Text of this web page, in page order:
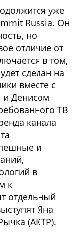
уже
Russia. Он
но
отличие от
в том,
сделан на
вместе с
и Денисом
ТВ
канала
и
в
к
отдельный
Яна
(АКТР).